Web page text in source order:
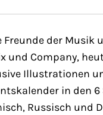
Freunde der Musik
und Company,
Illustrationen
in den
Russisch und